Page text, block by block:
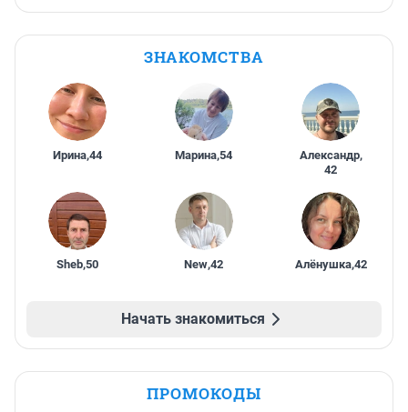
ЗНАКОМСТВА
Ирина,44 Марина,54 Александр,
42
Sheb,50 New,42 Алёнушка,42
Начать знакомиться
ПРОМОКОДЫ